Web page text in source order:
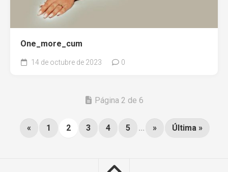
One_more_cum
14 de octubre de 2023 0
Página 2 de 6
« 1 2 3 4 5 ... » Última »